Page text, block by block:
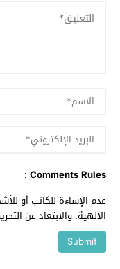
Comments Rules :
عدم الإساءة للكاتب أو
الالهية. والابتعاد عن